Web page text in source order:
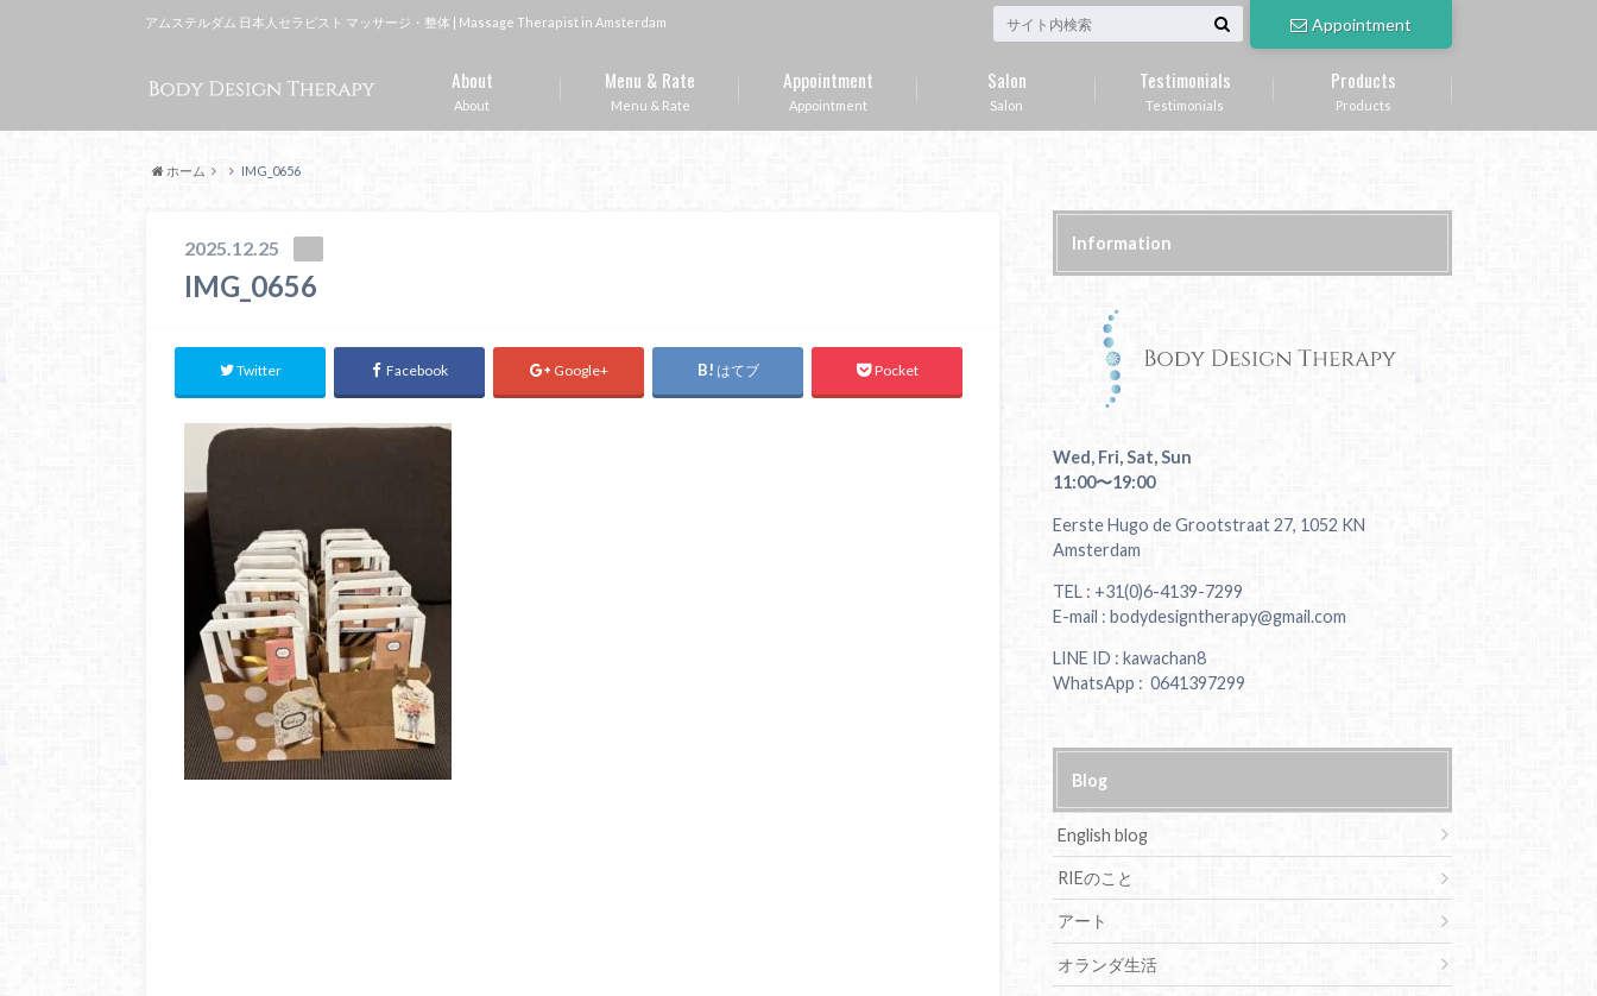
アムステルダム 日本人セラピスト マッサージ・整体 | Massage Therapist in Amsterdam Appointment
About
About
Menu & Rate
Menu & Rate
Appointment
Appointment
Salon
Salon
Testimonials
Testimonials
Products
Products
ホーム IMG_0656
2025.12.25
IMG_0656
Twitter Facebook Google+ はてブ Pocket
Information
Wed, Fri, Sat, Sun
11:00〜19:00
Eerste Hugo de Grootstraat 27, 1052 KN
Amsterdam
TEL : +31(0)6-4139-7299
E-mail : bodydesigntherapy@gmail.com
LINE ID : kawachan8
WhatsApp : 0641397299
Blog
English blog
RIEのこと
アート
オランダ生活